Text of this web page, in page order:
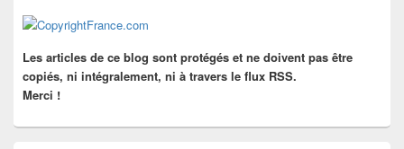
barre
Les articles de ce blog sont protégés et ne doivent pas être
copiés, ni intégralement, ni à travers le flux RSS.
Merci !